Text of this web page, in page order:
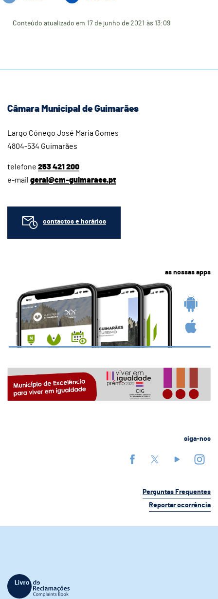
Conteúdo atualizado em 17 de junho de 2021 às 13:09
Câmara Municipal de Guimarães
Largo Cónego José Maria Gomes
4804-534 Guimarães
telefone 253 421 200
e-mail geral@cm-guimaraes.pt
contactos e horários
as nossas apps
siga-nos
Perguntas Frequentes
Reportar ocorrência